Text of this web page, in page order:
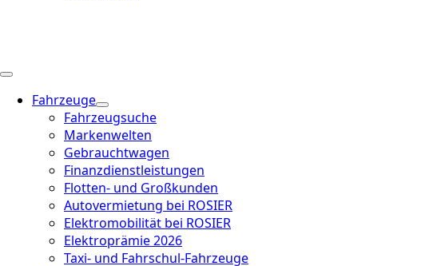
Fahrzeuge
Fahrzeugsuche
Markenwelten
Gebrauchtwagen
Finanzdienstleistungen
Flotten- und Großkunden
Autovermietung bei ROSIER
Elektromobilität bei ROSIER
Elektroprämie 2026
Taxi- und Fahrschul-Fahrzeuge